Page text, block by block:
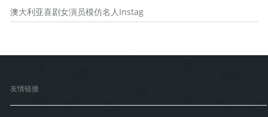
澳大利亚喜剧女演员模仿名人Instag
友情链接